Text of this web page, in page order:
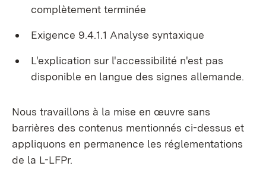
complètement terminée
Exigence 9.4.1.1 Analyse syntaxique
L'explication sur l'accessibilité n'est pas
disponible en langue des signes allemande.
Nous travaillons à la mise en œuvre sans
barrières des contenus mentionnés ci-dessus et
appliquons en permanence les réglementations
de la L-LFPr.